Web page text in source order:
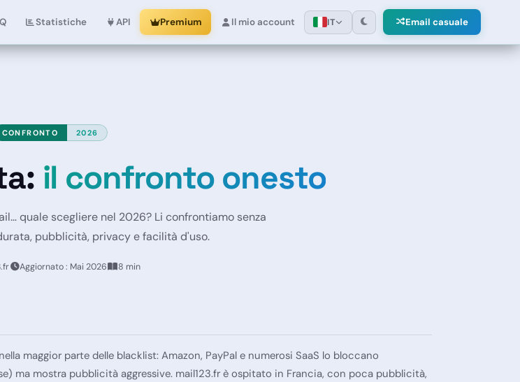
Statistiche API Premium Il mio account IT Email casuale
CONFRONTO 2026
il confronto onesto
quale scegliere nel 2026? Li confrontiamo senza
pubblicità, privacy e facilità d'uso.
Aggiornato : Mai 2026 8 min
maggior parte delle blacklist: Amazon, PayPal e numerosi SaaS lo bloccano
ma mostra pubblicità aggressive. mail123.fr è ospitato in Francia, con poca pubblicità,